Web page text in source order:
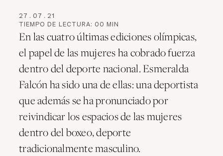
27 . 07 . 21
TIEMPO DE LECTURA: 00 MIN
En las cuatro últimas ediciones olímpicas,
el papel de las mujeres ha cobrado fuerza
dentro del deporte nacional. Esmeralda
Falcón ha sido una de ellas: una deportista
que además se ha pronunciado por
reivindicar los espacios de las mujeres
dentro del boxeo, deporte
tradicionalmente masculino.